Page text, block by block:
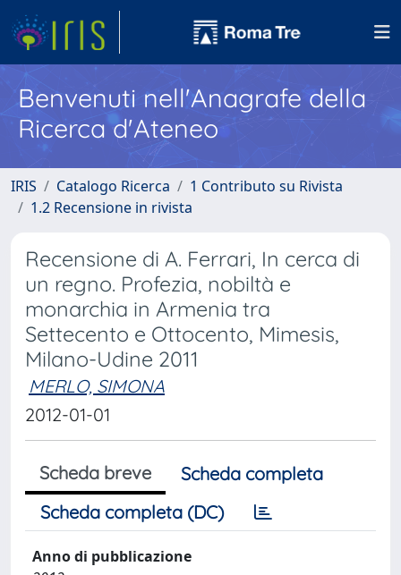
Benvenuti nell'Anagrafe della
Ricerca d'Ateneo
IRIS Catalogo Ricerca
1 Contributo su Rivista
1.2 Recensione in rivista
Recensione di A. Ferrari, In cerca di
un regno. Profezia, nobiltà e
monarchia in Armenia tra
Settecento e Ottocento, Mimesis,
Milano-Udine 2011
MERLO, SIMONA
2012-01-01
Scheda breve
Scheda completa
Scheda completa (DC)
Anno di pubblicazione